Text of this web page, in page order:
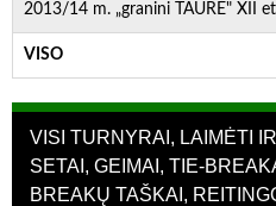
2013/14 m. „granini TAURĖ" XII
VISO
VISI TURNYRAI, LAIMĖTI
SETAI, GEIMAI, TIE-
BREAKŲ TAŠKAI,